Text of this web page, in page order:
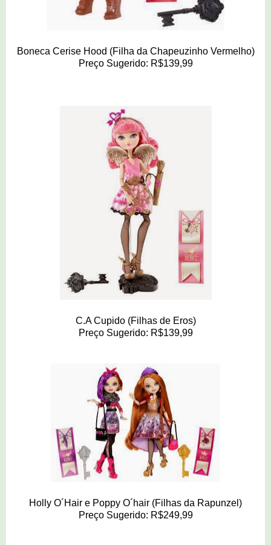
Boneca Cerise Hood (Filha da Chapeuzinho Vermelho)
Preço Sugerido: R$139,99
C.A Cupido (Filhas de Eros)
Preço Sugerido: R$139,99
Holly O´Hair e Poppy O´hair (Filhas da Rapunzel)
Preço Sugerido: R$249,99